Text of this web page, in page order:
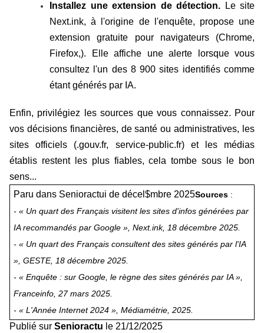
Installez une extension de détection. Le site
Next.ink, à l'origine de l'enquête, propose une
extension gratuite pour navigateurs (Chrome,
Firefox,). Elle affiche une alerte lorsque vous
consultez l'un des 8 900 sites identifiés comme
étant générés par IA.
Enfin, privilégiez les sources que vous connaissez. Pour
vos décisions financières, de santé ou administratives, les
sites officiels (.gouv.fr, service-public.fr) et les médias
établis restent les plus fiables, cela tombe sous le bon
sens...
Paru dans Senioractui de décel$mbre 2025Sources:
- « Un quart des Français visitent les sites d'infos générées par
IA recommandés par Google », Next.ink, 18 décembre 2025.
- « Un quart des Français consultent des sites générés par l'IA
», GESTE, 18 décembre 2025.
- « Enquête : sur Google, le règne des sites générés par IA »,
Franceinfo, 27 mars 2025.
- « L'Année Internet 2024 », Médiamétrie, 2025.
Publié sur Senioractu le 21/12/2025